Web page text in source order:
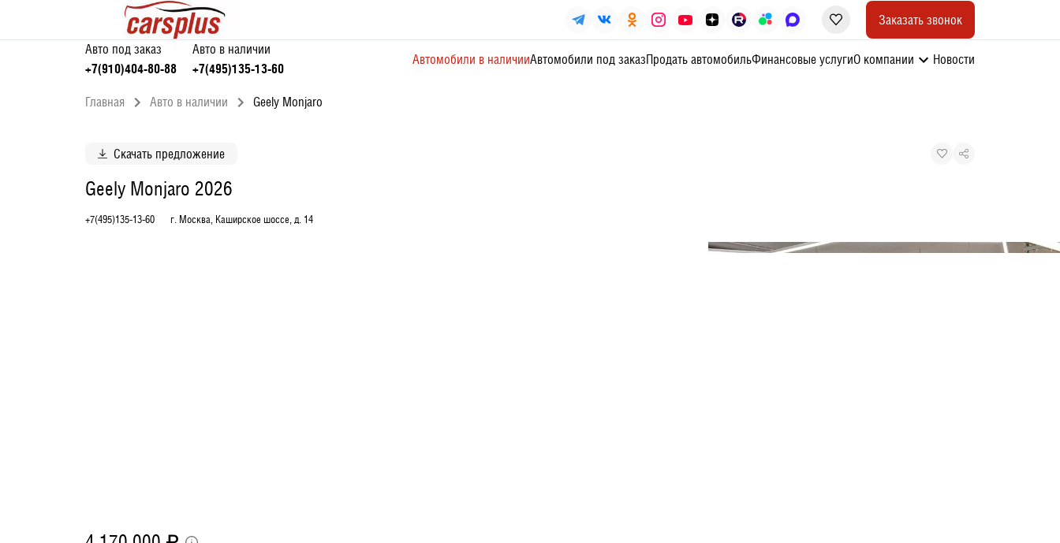
Заказать звонок
Авто под заказ
+7(910)404-80-88
Авто в наличии
+7(495)135-13-60
Автомобили в наличииАвтомобили под заказПродать автомобильФинансовые услугиО компании Новости
Главная Авто в наличии Geely Monjaro
Скачать предложение
Geely Monjaro 2026
+7(495)135-13-60 г. Москва, Каширское шоссе, д. 14